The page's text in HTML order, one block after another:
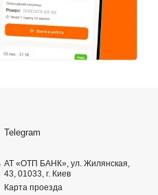
Telegram
АТ «ОТП БАНК», ул. Жилянская,
43, 01033, г. Киев
Карта проезда